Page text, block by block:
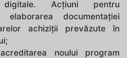
digitale. Acțiuni pentru
documentației
achiziții prevăzute în
noului program